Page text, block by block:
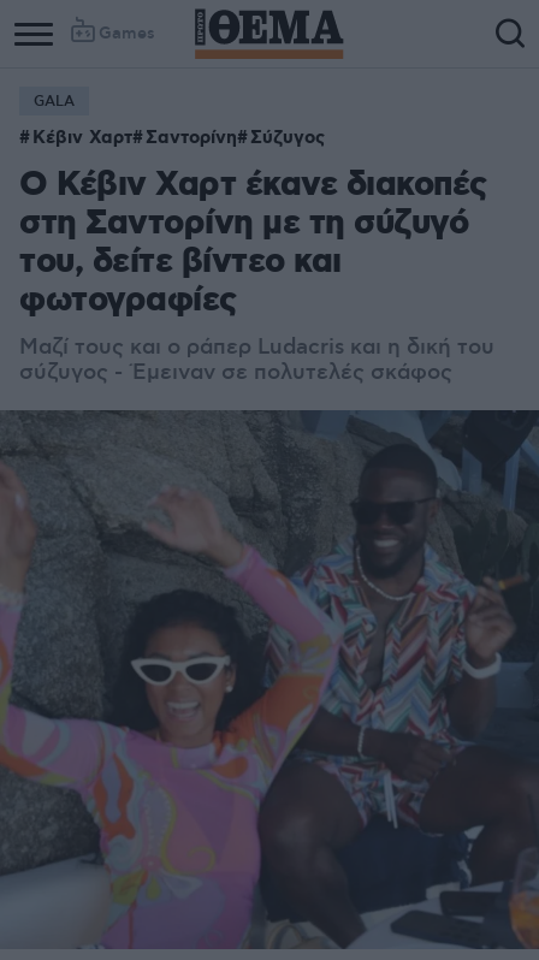
Games
GALA
Κέβιν Χαρτ Σαντορίνη Σύζυγος
Ο Κέβιν Χαρτ έκανε διακοπές
στη Σαντορίνη με τη σύζυγό
του, δείτε βίντεο και
φωτογραφίες
Μαζί τους και ο ράπερ Ludacris και η δική του
σύζυγος - Έμειναν σε πολυτελές σκάφος